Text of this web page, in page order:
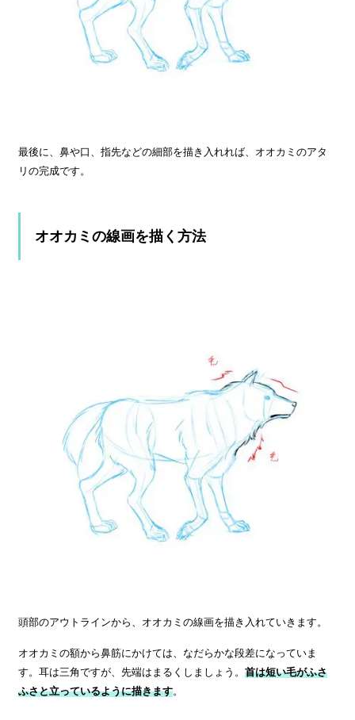
最後に、鼻や口、指先などの細部を描き入れれば、オオカミのアタ
リの完成です。
オオカミの線画を描く方法
頭部のアウトラインから、オオカミの線画を描き入れていきます。
オオカミの額から鼻筋にかけては、なだらかな段差になっていま
す。耳は三角ですが、先端はまるくしましょう。 首は短い毛がふさ
ふさと立っているように描きます。